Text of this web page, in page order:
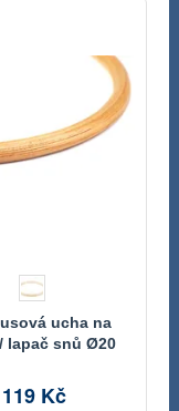
ucha na
lapač snů Ø20
119 Kč